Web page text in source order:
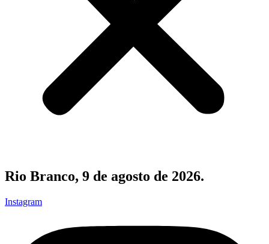
Rio Branco, 9 de agosto de 2026.
Instagram